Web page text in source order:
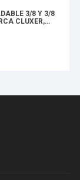
3/8 Y 3/8
CLUXER,